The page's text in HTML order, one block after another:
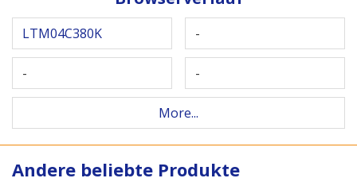
LTM04C380K -
- -
More...
Andere beliebte Produkte